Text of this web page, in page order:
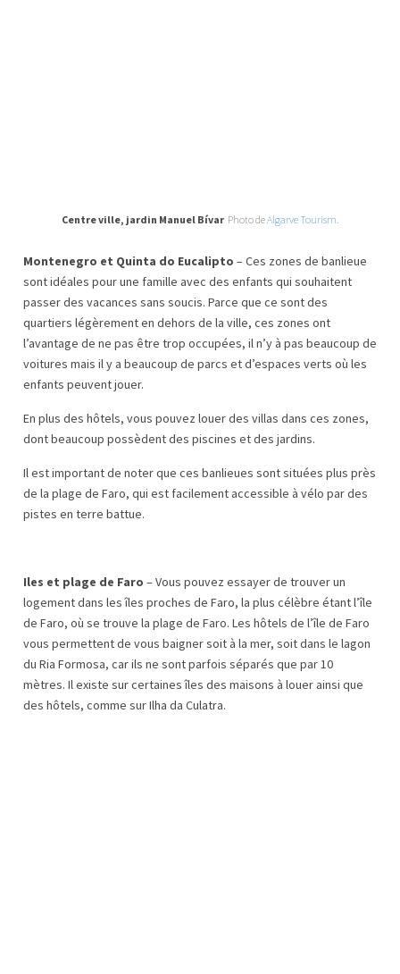
Centre ville, jardin Manuel Bívar Photo deAlgarve Tourism.
Montenegro et Quinta do Eucalipto – Ces zones de banlieue
sont idéales pour une famille avec des enfants qui souhaitent
passer des vacances sans soucis. Parce que ce sont des
quartiers légèrement en dehors de la ville, ces zones ont
l’avantage de ne pas être trop occupées, il n’y à pas beaucoup de
voitures mais il y a beaucoup de parcs et d’espaces verts où les
enfants peuvent jouer.
En plus des hôtels, vous pouvez louer des villas dans ces zones,
dont beaucoup possèdent des piscines et des jardins.
Il est important de noter que ces banlieues sont situées plus près
de la plage de Faro, qui est facilement accessible à vélo par des
pistes en terre battue.
Iles et plage de Faro – Vous pouvez essayer de trouver un
logement dans les îles proches de Faro, la plus célèbre étant l’île
de Faro, où se trouve la plage de Faro. Les hôtels de l’île de Faro
vous permettent de vous baigner soit à la mer, soit dans le lagon
du Ria Formosa, car ils ne sont parfois séparés que par 10
mètres. Il existe sur certaines îles des maisons à louer ainsi que
des hôtels, comme sur Ilha da Culatra.